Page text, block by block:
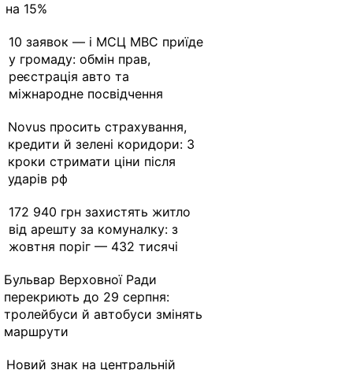
на 15%
10 заявок — і МСЦ МВС приїде
у громаду: обмін прав,
реєстрація авто та
міжнародне посвідчення
Novus просить страхування,
кредити й зелені коридори: 3
кроки стримати ціни після
ударів рф
172 940 грн захистять житло
від арешту за комуналку: з
жовтня поріг — 432 тисячі
Бульвар Верховної Ради
перекриють до 29 серпня:
тролейбуси й автобуси змінять
маршрути
Новий знак на центральній